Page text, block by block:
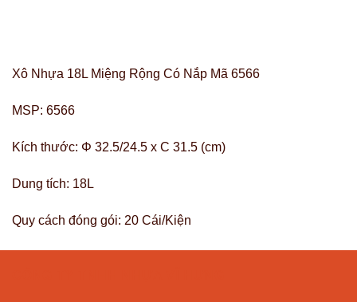
Xô Nhựa 18L Miệng Rộng Có Nắp Mã 6566
MSP: 6566
Kích thước: Φ 32.5/24.5 x C 31.5 (cm)
Dung tích: 18L
Quy cách đóng gói: 20 Cái/Kiện